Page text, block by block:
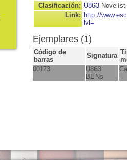
Clasificación: U863
Link: http://
lvl=
Ejemplares (1)
Código de
barras
Signatura
00173
U863
BENs